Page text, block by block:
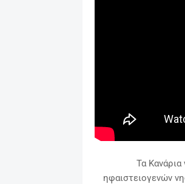
Τα Κανάρια
ηφαιστειογενών